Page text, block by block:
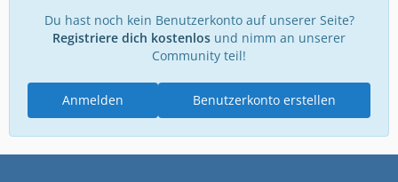
Du hast noch kein Benutzerkonto auf unserer Seite?
Registriere dich kostenlos und nimm an unserer
Community teil!
Benutzerkonto erstellen
Anmelden